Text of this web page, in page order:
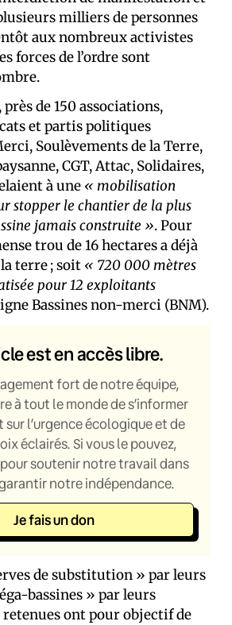
milliers de personnes
aux nombreux activistes
forces de l’ordre sont
de 150 associations,
et partis politiques
Soulèvements de la Terre,
CGT, Attac, Solidaires,
à une « mobilisation
stopper le chantier de la plus
jamais construite ». Pour
trou de 16 hectares a déjà
terre ; soit « 720 000 mètres
pour 12 exploitants
Bassines non-merci (BNM).
est en accès libre.
fort de notre équipe,
à tout le monde de s’informer
l’urgence écologique et de
éclairés. Si vous le pouvez,
soutenir notre travail dans
notre indépendance.
Je fais un don
de substitution » par leurs
bassines » par leurs
retenues ont pour objectif de